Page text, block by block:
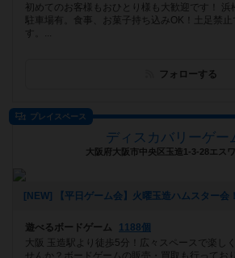
初めてのお客様もおひとり様も大歓迎です！ 浜
駐車場有。食事、お菓子持ち込みOK！土足禁止
す。...
フォローする
プレイスペース
ディスカバリーゲー
大阪府大阪市中央区玉造1-3-28エス
遊べるボードゲーム
1188個
大阪 玉造駅より徒歩5分！広々スペースで楽し
せんか？ボードゲームの販売・買取も行ってお